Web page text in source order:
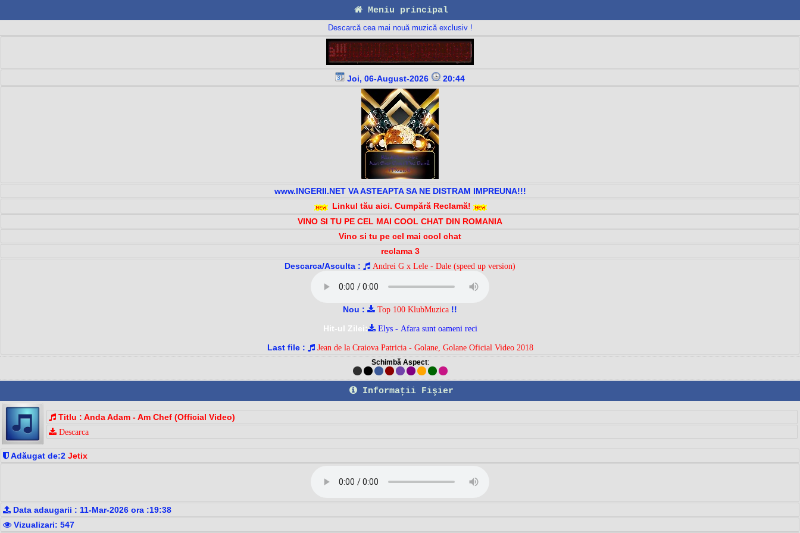
Meniu principal
Descarcă cea mai nouă muzică exclusiv !
Joi, 06-August-2026 20:44
www.INGERII.NET VA ASTEAPTA SA NE DISTRAM IMPREUNA!!!
Linkul tău aici. Cumpără Reclamă!
VINO SI TU PE CEL MAI COOL CHAT DIN ROMANIA
Vino si tu pe cel mai cool chat
reclama 3
Descarca/Asculta :
Andrei G x Lele - Dale (speed up version)
Nou : Top 100 KlubMuzica !!
Hit-ul Zilei:
Elys - Afara sunt oameni reci
Last file :
Jean de la Craiova Patricia - Golane, Golane Oficial Video 2018
Schimbă Aspect:
Informaţii Fişier
Titlu : Anda Adam - Am Chef (Official Video)
Descarca
Adăugat de:2 Jetix
Data adaugarii : 11-Mar-2026 ora :19:38
Vizualizari: 547